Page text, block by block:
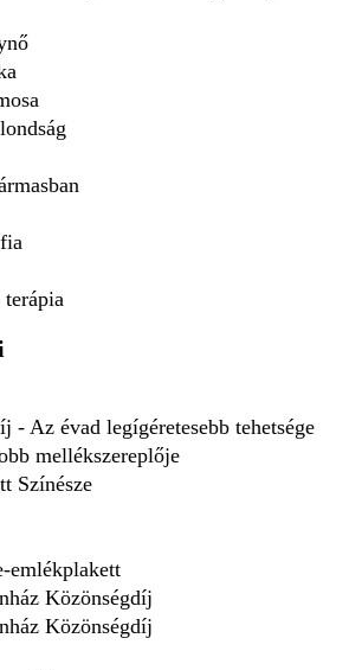
- Az évad legígéretesebb tehetsége
mellékszereplője
Színésze
emlékplakett
Közönségdíj
Közönségdíj